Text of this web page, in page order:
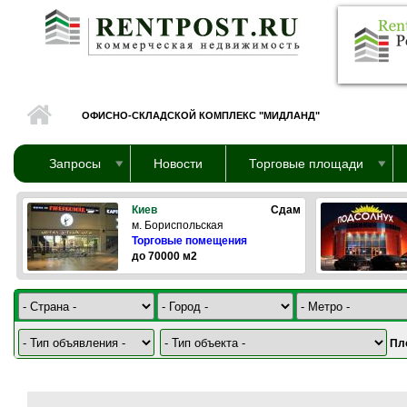
Перейти к основному содержанию
ОФИСНО-СКЛАДСКОЙ КОМПЛЕКС "МИДЛАНД"
Запросы Новости Торговые площади
Киев
Сдам
м. Бориспольская
Торговые помещения
до 70000 м2